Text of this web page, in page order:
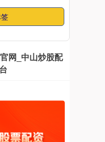
网_中山炒股配